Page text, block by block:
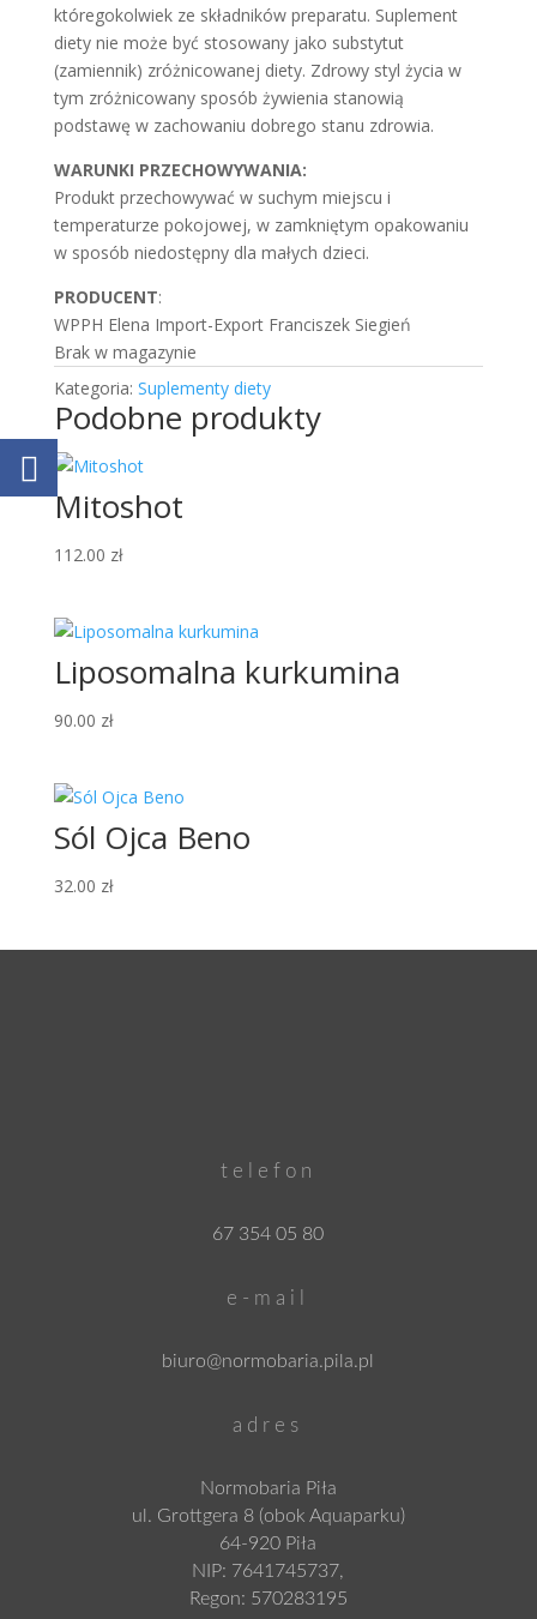
któregokolwiek ze składników preparatu. Suplement
diety nie może być stosowany jako substytut
(zamiennik) zróżnicowanej diety. Zdrowy styl życia w
tym zróżnicowany sposób żywienia stanowią
podstawę w zachowaniu dobrego stanu zdrowia.
WARUNKI PRZECHOWYWANIA:
Produkt przechowywać w suchym miejscu i
temperaturze pokojowej, w zamkniętym opakowaniu
w sposób niedostępny dla małych dzieci.
PRODUCENT:
WPPH Elena Import-Export Franciszek Siegień
Brak w magazynie
Kategoria: Suplementy diety
Podobne produkty
Mitoshot
112.00 zł
Liposomalna kurkumina
90.00 zł
Sól Ojca Beno
32.00 zł
telefon
67 354 05 80
e-mail
biuro@normobaria.pila.pl
adres
Normobaria Piła
ul. Grottgera 8 (obok Aquaparku)
64-920 Piła
NIP: 7641745737,
Regon: 570283195